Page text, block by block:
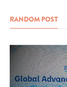
RANDOM POST